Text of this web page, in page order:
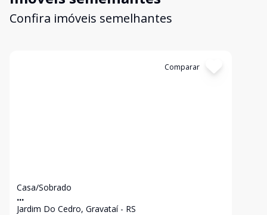
Confira imóveis semelhantes
Comparar
Casa/Sobrado
...
Jardim Do Cedro, Gravataí - RS